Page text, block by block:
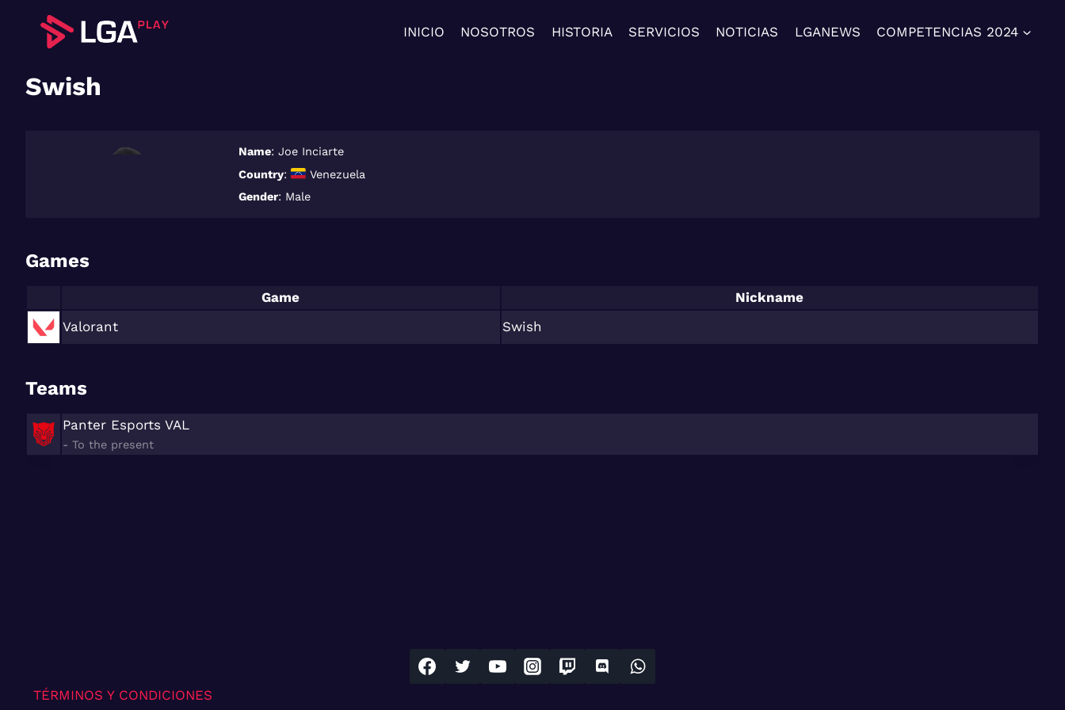
contenido
INICIO NOSOTROS HISTORIA SERVICIOS NOTICIAS LGANEWS COMPETENCIAS 2024
Swish
Name: Joe Inciarte
Country:
Venezuela
Gender: Male
Games
Game
Nickname
Valorant
Swish
Teams
Panter Esports VAL
- To the present
TÉRMINOS Y CONDICIONES